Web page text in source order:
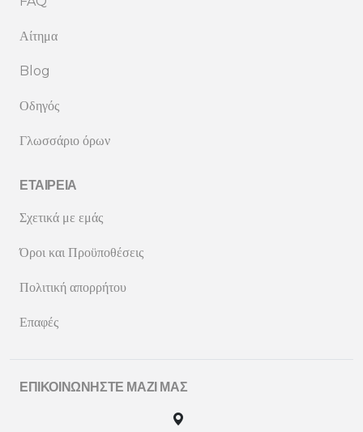
Αίτημα
Blog
Οδηγός
Γλωσσάριο όρων
ΕΤΑΙΡΕΊΑ
Σχετικά με εμάς
Όροι και Προϋποθέσεις
Πολιτική απορρήτου
Επαφές
ΕΠΙΚΟΙΝΩΝΉΣΤΕ ΜΑΖΊ ΜΑΣ